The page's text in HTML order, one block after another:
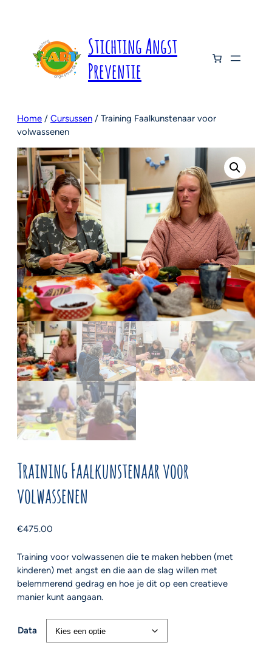
Stichting Angst
Preventie
Home / Cursussen / Training Faalkunstenaar voor
volwassenen
Training Faalkunstenaar voor
volwassenen
€475.00
Training voor volwassenen die te maken hebben (met
kinderen) met angst en die aan de slag willen met
belemmerend gedrag en hoe je dit op een creatieve
manier kunt aangaan.
Data